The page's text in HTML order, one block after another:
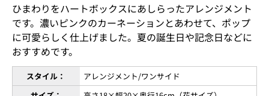
ひまわりをハートボックスにあしらったアレンジメント
です。濃いピンクのカーネーションとあわせて、ポップ
に可愛らしく仕上げました。夏の誕生日や記念日などに
おすすめです。
スタイル：
アレンジメント/ワンサイド